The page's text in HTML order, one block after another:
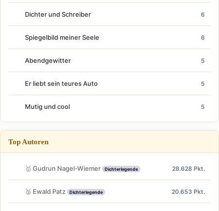
Dichter und Schreiber 6
Spiegelbild meiner Seele 6
Abendgewitter 5
Er liebt sein teures Auto 5
Mutig und cool 5
Top Autoren
🥇 Gudrun Nagel-Wiemer Dichterlegende 28.628 Pkt.
🥈 Ewald Patz Dichterlegende 20.653 Pkt.